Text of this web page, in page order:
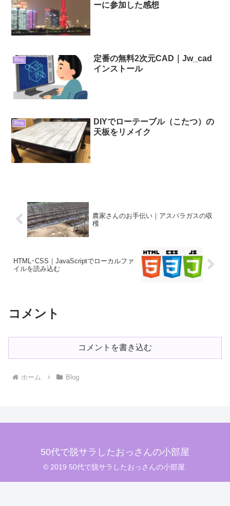
ーに参加した感想
Blog
定番の無料2次元CAD｜Jw_cad
インストール
Blog
DIYでローテーブル（こたつ）の
天板をリメイク
農家さんのお手伝い｜アスパラガスの収
穫
HTML･CSS｜JavaScriptでローカルファ
イルを読み込む
コメント
コメントを書き込む
ホーム Blog
50代で脱サラしたおっさんの小部屋
© 2019 50代で脱サラしたおっさんの小部屋.